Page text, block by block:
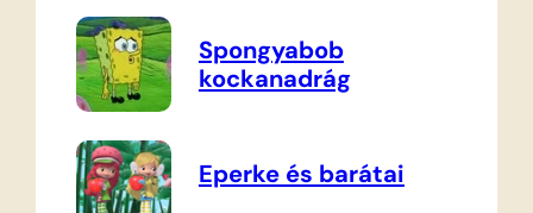
Spongyabob
kockanadrág
Eperke és barátai